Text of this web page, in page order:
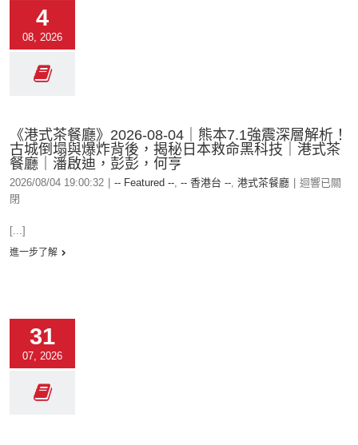
4
08, 2026
《港式茶餐廳》2026-08-04｜熊本7.1強震深層解析！
古城倒塌與爆炸背後，揭秘日本救命黑科技｜港式茶
餐廳｜潘啟迪，彭彭，何亨
2026/08/04 19:00:32 -- Featured --, -- 香港台 --, 港式茶餐廳
迴響已關
閉
[...]
進一步了解
31
07, 2026